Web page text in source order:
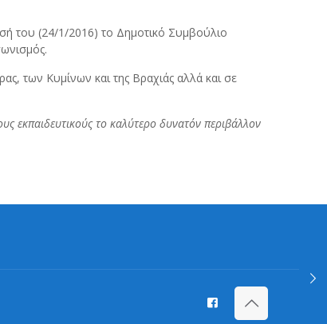
του (24/1/2016) το Δημοτικό Συμβούλιο
των Κυμίνων και της Βραχιάς αλλά και σε
εκπαιδευτικούς το καλύτερο δυνατόν περιβάλλον